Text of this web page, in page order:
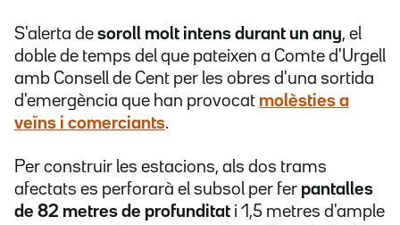
S'alerta de soroll molt intens durant un any, el
doble de temps del que pateixen a Comte d'Urgell
amb Consell de Cent per les obres d'una sortida
d'emergència que han provocat molèsties a
veïns i comerciants.
Per construir les estacions, als dos trams
afectats es perforarà el subsol per fer pantalles
de 82 metres de profunditat i 1,5 metres d'ample